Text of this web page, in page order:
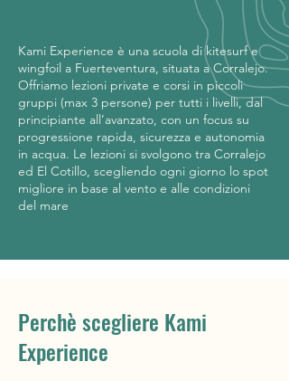
Kami Experience è una scuola di kitesurf e
wingfoil a Fuerteventura, situata a Corralejo.
Offriamo lezioni private e corsi in piccoli
gruppi (max 3 persone) per tutti i livelli, dal
principiante all’avanzato, con un focus su
progressione rapida, sicurezza e autonomia
in acqua. Le lezioni si svolgono tra Corralejo
ed El Cotillo, scegliendo ogni giorno lo spot
migliore in base al vento e alle condizioni
del mare
Perchè scegliere Kami
Experience